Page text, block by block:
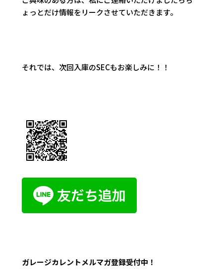
ょっとだけ情報をリークさせていただきます。
それでは、次回入庫のSECもお楽しみに！！
ガレージカレントメルマガ登録受付中！